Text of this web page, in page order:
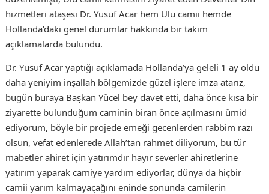
hizmetleri ataşesi Dr. Yusuf Acar hem Ulu camii hemde
Hollanda’daki genel durumlar hakkında bir takım
açıklamalarda bulundu.
Dr. Yusuf Acar yaptığı açıklamada Hollanda’ya geleli 1 ay oldu
daha yeniyim inşallah bölgemizde güzel işlere imza atarız,
bugün buraya Başkan Yücel bey davet etti, daha önce kısa bir
ziyarette bulunduğum caminin biran önce açılmasını ümid
ediyorum, böyle bir projede emeği gecenlerden rabbim razı
olsun, vefat edenlerede Allah’tan rahmet diliyorum, bu tür
mabetler ahiret için yatırımdır hayır severler ahiretlerine
yatırım yaparak camiye yardım ediyorlar, dünya da hiçbir
camii yarım kalmayaçağını eninde sonunda camilerin